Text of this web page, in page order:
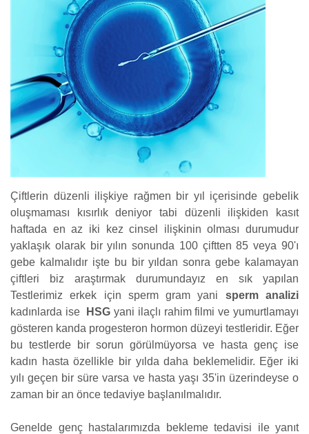
Çiftlerin düzenli ilişkiye rağmen bir yıl içerisinde gebelik
oluşmaması kısırlık deniyor tabi düzenli ilişkiden kasıt
haftada en az iki kez cinsel ilişkinin olması durumudur
yaklaşık olarak bir yılın sonunda 100 çiftten 85 veya 90'ı
gebe kalmalıdır işte bu bir yıldan sonra gebe kalamayan
çiftleri biz araştırmak durumundayız en sık yapılan
Testlerimiz erkek için sperm gram yani sperm analizi
kadınlarda ise
HSG yani ilaçlı rahim filmi ve yumurtlamayı
gösteren kanda progesteron hormon düzeyi testleridir. Eğer
bu testlerde bir sorun görülmüyorsa ve hasta genç ise
kadın hasta özellikle bir yılda daha beklemelidir. Eğer iki
yılı geçen bir süre varsa ve hasta yaşı 35'in üzerindeyse o
zaman bir an önce tedaviye başlanılmalıdır.
Genelde genç hastalarımızda bekleme tedavisi ile yanıt